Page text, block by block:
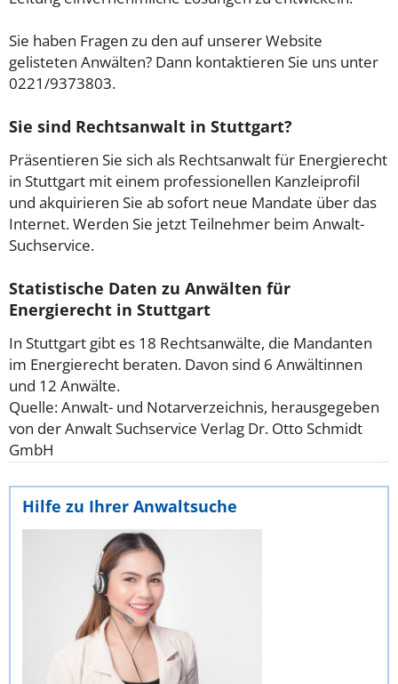
Sie haben Fragen zu den auf unserer Website
gelisteten Anwälten? Dann kontaktieren Sie uns unter
0221/9373803.
Sie sind Rechtsanwalt in Stuttgart?
Präsentieren Sie sich als Rechtsanwalt für Energierecht
in Stuttgart mit einem professionellen Kanzleiprofil
und akquirieren Sie ab sofort neue Mandate über das
Internet. Werden Sie jetzt Teilnehmer beim Anwalt-
Suchservice.
Statistische Daten zu Anwälten für
Energierecht in Stuttgart
In Stuttgart gibt es 18 Rechtsanwälte, die Mandanten
im Energierecht beraten. Davon sind 6 Anwältinnen
und 12 Anwälte.
Quelle: Anwalt- und Notarverzeichnis, herausgegeben
von der Anwalt Suchservice Verlag Dr. Otto Schmidt
GmbH
Hilfe zu Ihrer Anwaltsuche